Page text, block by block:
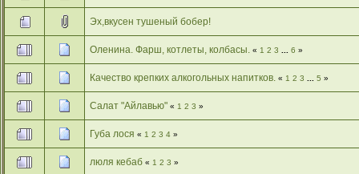
Эх,вкусен тушеный бобер!
Оленина. Фарш, котлеты, колбасы. « 1 2 3 6 »
Качество крепких алкогольных напитков. « 1 2 3 5 »
Салат "Айлавью" « 1 2 3 »
Губа лося « 1 2 3 4 »
люля кебаб « 1 2 3 »